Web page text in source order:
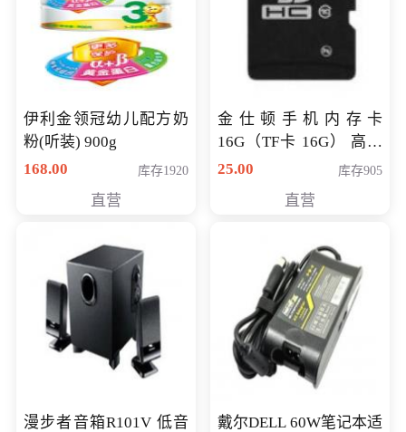
伊利金领冠幼儿配方奶
粉(听装) 900g
168.00
库存1920
直营
金仕顿手机内存卡
16G（TF卡 16G） 高速
卡 CLASS 10
25.00 库存905
直营
漫步者音箱R101V 低音
戴尔DELL 60W笔记本适